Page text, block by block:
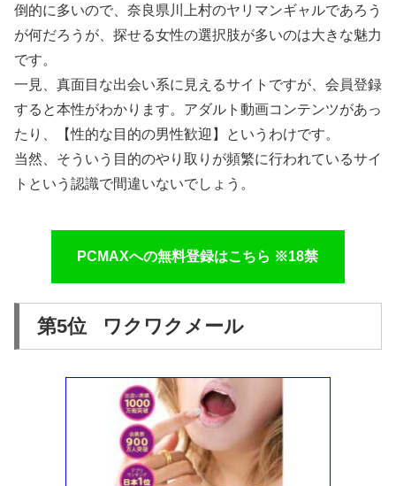
倒的に多いので、奈良県川上村のヤリマンギャルであろう
が何だろうが、探せる女性の選択肢が多いのは大きな魅力
です。
一見、真面目な出会い系に見えるサイトですが、会員登録
すると本性がわかります。アダルト動画コンテンツがあっ
たり、【性的な目的の男性歓迎】というわけです。
当然、そういう目的のやり取りが頻繁に行われているサイ
トという認識で間違いないでしょう。
PCMAXへの無料登録はこちら ※18禁
第5位 ワクワクメール